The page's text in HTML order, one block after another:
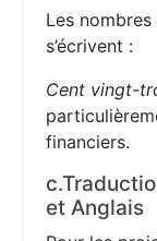
Les
s’écrivent :
Cent vingt-
financiers.
et Anglais